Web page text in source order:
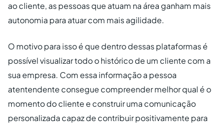
ao cliente, as pessoas que atuam na área ganham mais
autonomia para atuar com mais agilidade.
O motivo para isso é que dentro dessas plataformas é
possível visualizar todo o histórico de um cliente com a
sua empresa. Com essa informação a pessoa
atentendente consegue compreender melhor qual é o
momento do cliente e construir uma comunicação
personalizada capaz de contribuir positivamente para